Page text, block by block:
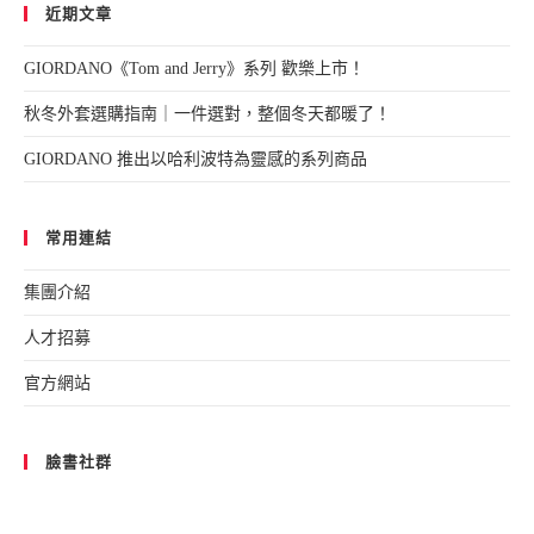
近期文章
GIORDANO《Tom and Jerry》系列 歡樂上市！
秋冬外套選購指南｜一件選對，整個冬天都暖了！
GIORDANO 推出以哈利波特為靈感的系列商品
常用連結
集團介紹
人才招募
官方網站
臉書社群